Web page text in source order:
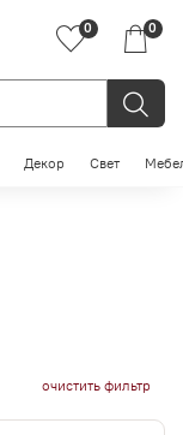
0 0
Декор Свет
очистить фильтр